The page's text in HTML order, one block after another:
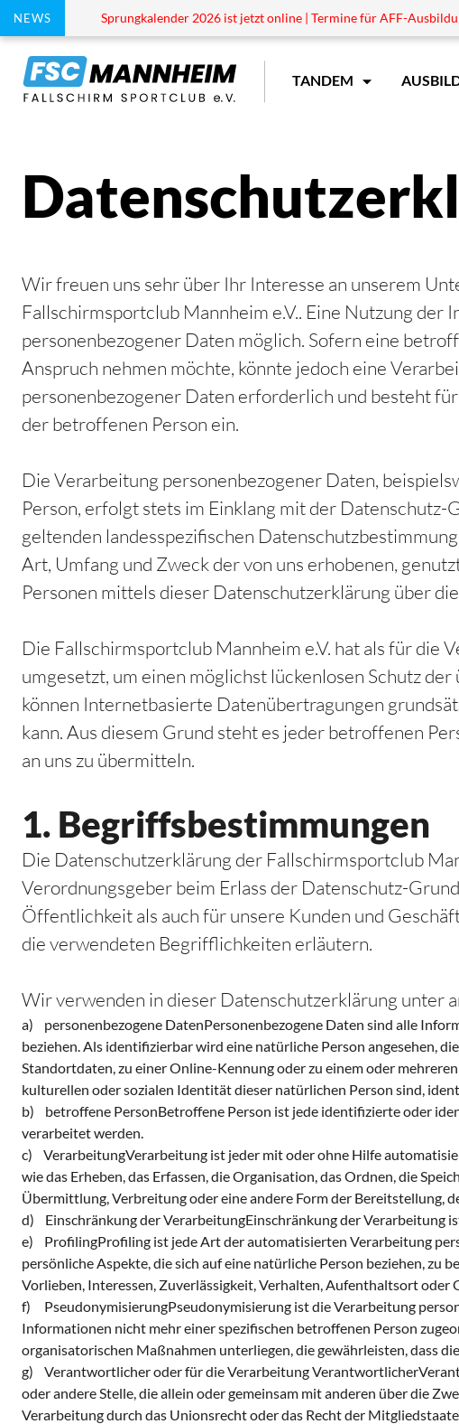
NEWS Sprungkalender 2026 ist jetzt online | Termine für AFF-
TANDEM
Wir freuen uns sehr über Ihr Interesse an unserem
Fallschirmsportclub Mannheim e.V.. Eine Nutzung
personenbezogener Daten möglich. Sofern eine
Anspruch nehmen möchte, könnte jedoch eine
personenbezogener Daten erforderlich und besteht
der betroffenen Person ein.
Die Verarbeitung personenbezogener Daten,
Person, erfolgt stets im Einklang mit der
geltenden landesspezifischen
Art, Umfang und Zweck der von uns erhobenen,
Personen mittels dieser Datenschutzerklärung über
Die Fallschirmsportclub Mannheim e.V. hat als für
umgesetzt, um einen möglichst lückenlosen Schutz
können Internetbasierte Datenübertragungen
kann. Aus diesem Grund steht es jeder betroffenen
an uns zu übermitteln.
1. Begriffsbestimmungen
Die Datenschutzerklärung der Fallschirmsportclub
Verordnungsgeber beim Erlass der Datenschutz-
Öffentlichkeit als auch für unsere Kunden und
die verwendeten Begrifflichkeiten erläutern.
Wir verwenden in dieser Datenschutzerklärung unter
a) personenbezogene DatenPersonenbezogene Daten sind alle
beziehen. Als identifizierbar wird eine natürliche Person angesehen,
Standortdaten, zu einer Online-Kennung oder zu einem oder
kulturellen oder sozialen Identität dieser natürlichen Person sind,
b) betroffene PersonBetroffene Person ist jede identifizierte oder
verarbeitet werden.
c) VerarbeitungVerarbeitung ist jeder mit oder ohne Hilfe
wie das Erheben, das Erfassen, die Organisation, das Ordnen, die
Übermittlung, Verbreitung oder eine andere Form der Bereitstellung,
d) Einschränkung der VerarbeitungEinschränkung der Verarbeitung
e) ProfilingProfiling ist jede Art der automatisierten Verarbeitung
persönliche Aspekte, die sich auf eine natürliche Person beziehen,
Vorlieben, Interessen, Zuverlässigkeit, Verhalten, Aufenthaltsort oder
f) PseudonymisierungPseudonymisierung ist die Verarbeitung
Informationen nicht mehr einer spezifischen betroffenen Person
organisatorischen Maßnahmen unterliegen, die gewährleisten, dass
g) Verantwortlicher oder für die Verarbeitung
oder andere Stelle, die allein oder gemeinsam mit anderen über die
Verarbeitung durch das Unionsrecht oder das Recht der